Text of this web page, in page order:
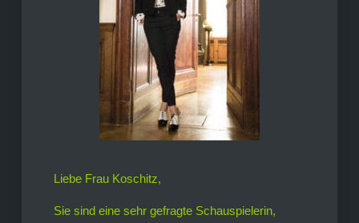
Liebe Frau Koschitz,
Sie sind eine sehr gefragte Schauspielerin,